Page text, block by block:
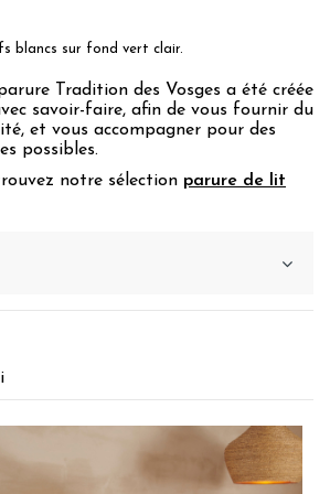
blancs sur fond vert clair.
Tradition des Vosges a été créée
savoir-faire, afin de vous fournir du
et vous accompagner pour des
possibles.
notre sélection parure de lit